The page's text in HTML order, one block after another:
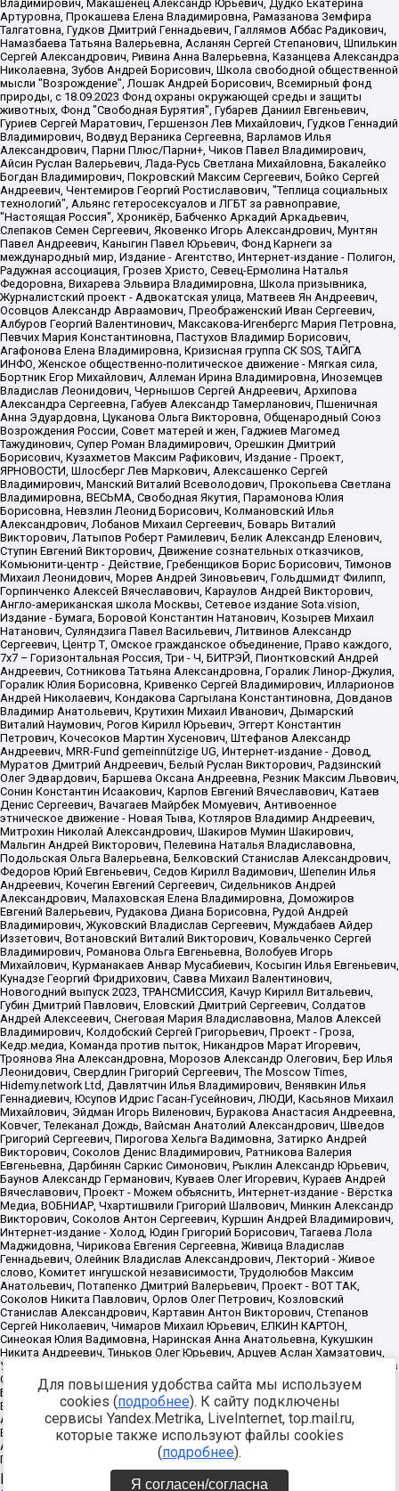
Источник:
https://minjust.gov.ru/uploaded/files/reestr-
Для повышения удобства сайта мы используем
cookies (подробнее). К сайту подключены
сервисы Yandex.Metrika, LiveInternet, top.mail.ru,
которые также используют файлы cookies
(подробнее).
Я согласен/согласна